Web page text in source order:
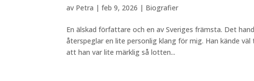
av Petra |feb 9, 2026 | Biografier
En älskad författare och en av Sveriges främsta. Det
återspeglar en lite personlig klang för mig. Han kände
att han var lite märklig så lotten...